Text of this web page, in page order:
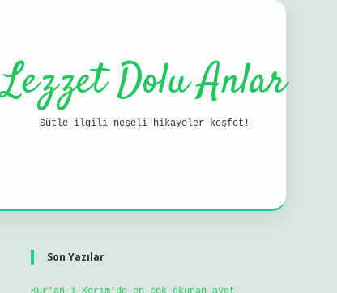
Lezzet Dolu Anlar
Sütle ilgili neşeli hikayeler keşfet!
Sidebar
Son Yazılar